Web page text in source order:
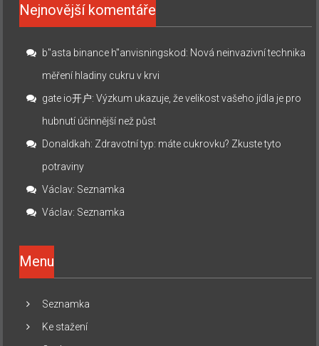
Nejnovější komentáře
b"asta binance h"anvisningskod: Nová neinvazivní technika
měření hladiny cukru v krvi
gate io开户:Výzkum ukazuje, že velikost vašeho jídla je pro
hubnutí účinnější než půst
Donaldkah: Zdravotní typ: máte cukrovku? Zkuste tyto
potraviny
Václav: Seznamka
Václav: Seznamka
Menu
Seznamka
Ke stažení